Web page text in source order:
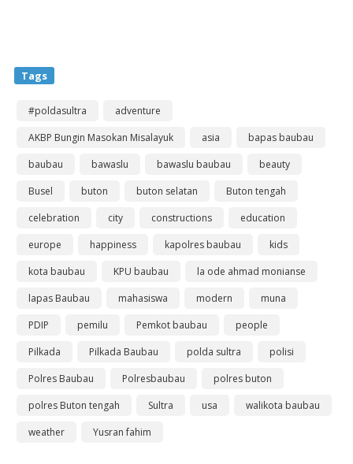
Tags
#poldasultra
adventure
AKBP Bungin Masokan Misalayuk
asia
bapas baubau
baubau
bawaslu bawaslu baubau
beauty
Busel
buton buton selatan
Buton tengah
celebration
city constructions
education
europe
happiness kapolres baubau
kids
kota baubau
KPU baubau
la ode ahmad monianse
lapas Baubau
mahasiswa modern
muna
PDIP
pemilu Pemkot baubau
people
Pilkada
Pilkada Baubau polda sultra
polisi
Polres Baubau
Polresbaubau
polres buton
polres Buton tengah
Sultra usa
walikota baubau
weather
Yusran fahim